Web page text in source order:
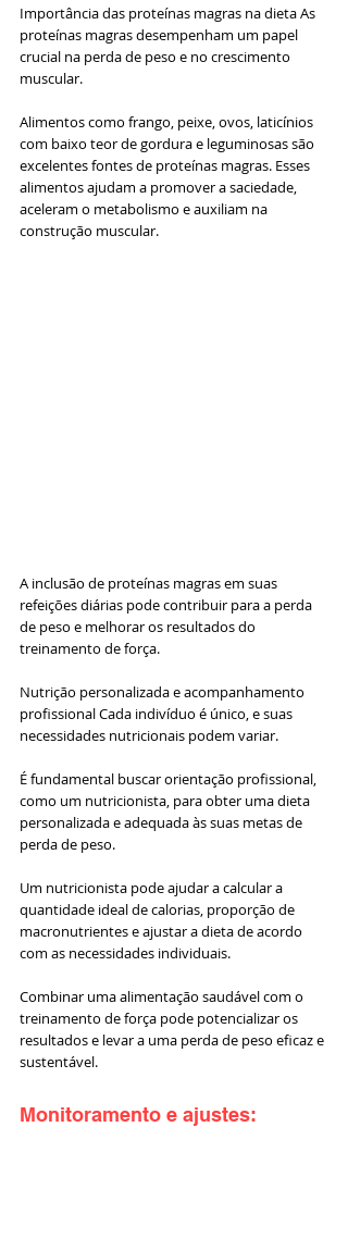
Importância das proteínas magras na dieta As
proteínas magras desempenham um papel
crucial na perda de peso e no crescimento
muscular.
Alimentos como frango, peixe, ovos, laticínios
com baixo teor de gordura e leguminosas são
excelentes fontes de proteínas magras. Esses
alimentos ajudam a promover a saciedade,
aceleram o metabolismo e auxiliam na
construção muscular.
A inclusão de proteínas magras em suas
refeições diárias pode contribuir para a perda
de peso e melhorar os resultados do
treinamento de força.
Nutrição personalizada e acompanhamento
profissional Cada indivíduo é único, e suas
necessidades nutricionais podem variar.
É fundamental buscar orientação profissional,
como um nutricionista, para obter uma dieta
personalizada e adequada às suas metas de
perda de peso.
Um nutricionista pode ajudar a calcular a
quantidade ideal de calorias, proporção de
macronutrientes e ajustar a dieta de acordo
com as necessidades individuais.
Combinar uma alimentação saudável com o
treinamento de força pode potencializar os
resultados e levar a uma perda de peso eficaz e
sustentável.
Monitoramento e ajustes: